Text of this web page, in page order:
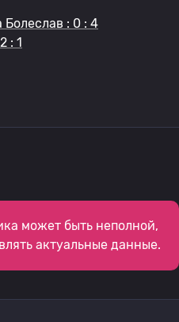
: 0 : 4
: 1
может быть неполной,
актуальные данные.